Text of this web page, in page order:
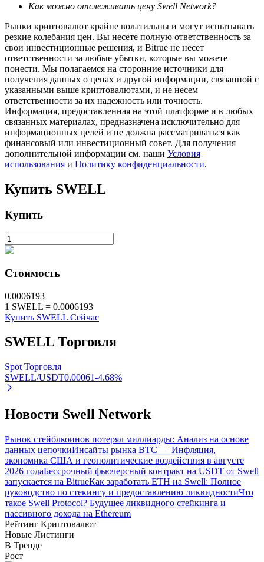
Авто Инвест
Получите долгосрочную прибыль и гибкие проценты
Узнайте о пассивном доходе
Bitrue
Партнеры Bitrue
До 65% комиссии!
Как можно отслеживать цену Swell Network?
Рынки криптовалют крайне волатильны и могут испытывать
резкие колебания цен. Вы несете полную ответственность за
свои инвестиционные решения, и Bitrue не несет
ответственности за любые убытки, которые вы можете
понести. Мы полагаемся на сторонние источники для
получения данных о ценах и другой информации, связанной с
указанными выше криптовалютами, и не несем
ответственности за их надежность или точность.
Информация, предоставленная на этой платформе и в любых
связанных материалах, предназначена исключительно для
информационных целей и не должна рассматриваться как
финансовый или инвестиционный совет. Для получения
дополнительной информации см. наши Условия
использования и Политику конфиденциальности.
Купить SWELL
Купить
Стоимость
0.0006193
1 SWELL = 0.0006193
Купить SWELL Сейчас
SWELL Торговля
Spot Торговля
SWELL/USDT0.00061-4.68%
Новости Swell Network
Рынок стейблкоинов потерял миллиарды: Анализ на основе
данных цепочкиИнсайты рынка BTC — Инфляция,
экономика США и геополитические воздействия в августе
2026 годаБессрочный фьючерсный контракт на USDT от Swell
запускается на BitrueКак заработать ETH на Swell: Полное
руководство по стекингу и предоставлению ликвидностиЧто
такое Swell Protocol? Будущее ликвидного стейкинга и
пассивного дохода на Ethereum
Рейтинг Криптовалют
Новые Листинги
В Тренде
Рост